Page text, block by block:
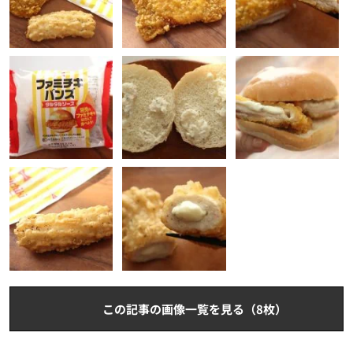
この記事の画像一覧を見る（8枚）